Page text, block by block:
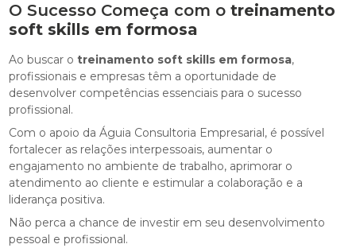
O Sucesso Começa com otreinamento
soft skills em formosa
Ao buscar otreinamento soft skills em formosa,
profissionais e empresas têm a oportunidade de
desenvolver competências essenciais para o sucesso
profissional.
Com o apoio da Águia Consultoria Empresarial, é possível
fortalecer as relações interpessoais, aumentar o
engajamento no ambiente de trabalho, aprimorar o
atendimento ao cliente e estimular a colaboração e a
liderança positiva.
Não perca a chance de investir em seu desenvolvimento
pessoal e profissional.